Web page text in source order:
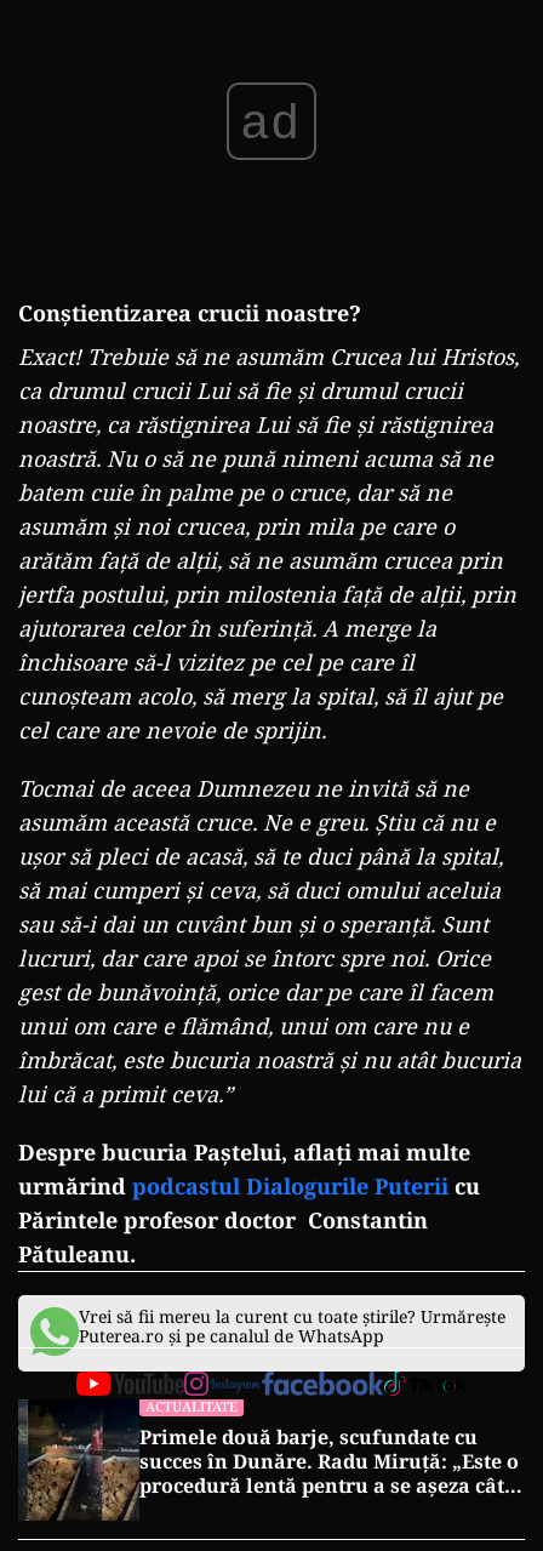
ad
Conștientizarea crucii noastre?
Exact! Trebuie să ne asumăm Crucea lui Hristos,
ca drumul crucii Lui să fie și drumul crucii
noastre, ca răstignirea Lui să fie și răstignirea
noastră. Nu o să ne pună nimeni acuma să ne
batem cuie în palme pe o cruce, dar să ne
asumăm și noi crucea, prin mila pe care o
arătăm față de alții, să ne asumăm crucea prin
jertfa postului, prin milostenia față de alții, prin
ajutorarea celor în suferință. A merge la
închisoare să-l vizitez pe cel pe care îl
cunoșteam acolo, să merg la spital, să îl ajut pe
cel care are nevoie de sprijin.
Tocmai de aceea Dumnezeu ne invită să ne
asumăm această cruce. Ne e greu. Știu că nu e
ușor să pleci de acasă, să te duci până la spital,
să mai cumperi și ceva, să duci omului aceluia
sau să-i dai un cuvânt bun și o speranță. Sunt
lucruri, dar care apoi se întorc spre noi. Orice
gest de bunăvoință, orice dar pe care îl facem
unui om care e flămând, unui om care nu e
îmbrăcat, este bucuria noastră și nu atât bucuria
lui că a primit ceva.”
Despre bucuria Paștelui, aflați mai multe
urmărind podcastul Dialogurile Puterii cu
Părintele profesor doctor Constantin
Pătuleanu.
Vrei să fii mereu la curent cu toate știrile? Urmărește
Puterea.ro și pe canalul de WhatsApp
ACTUALITATE
Primele două barje, scufundate cu
succes în Dunăre. Radu Miruță: „Este o
procedură lentă pentru a se așeza cât